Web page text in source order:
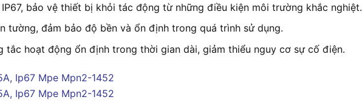
bảo vệ thiết bị khỏi tác động từ những điều kiện môi trường khắc nghiệt.
tường, đảm bảo độ bền và ổn định trong quá trình sử dụng.
hoạt động ổn định trong thời gian dài, giảm thiểu nguy cơ sự cố điện.